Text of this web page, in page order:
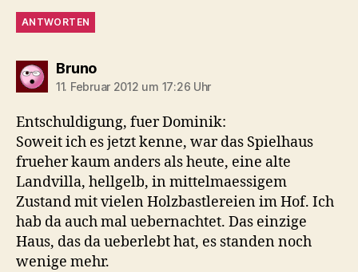
ANTWORTEN
Brunosagt:
11. Februar 2012 um 17:26 Uhr
Entschuldigung, fuer Dominik:
Soweit ich es jetzt kenne, war das Spielhaus
frueher kaum anders als heute, eine alte
Landvilla, hellgelb, in mittelmaessigem
Zustand mit vielen Holzbastlereien im Hof. Ich
hab da auch mal uebernachtet. Das einzige
Haus, das da ueberlebt hat, es standen noch
wenige mehr.